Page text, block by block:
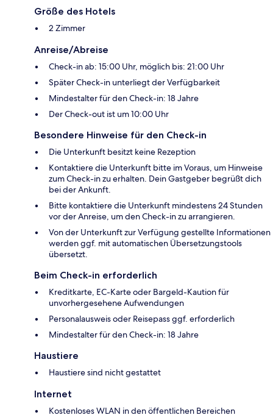
Größe des Hotels
2 Zimmer
Anreise/Abreise
Check-in ab: 15:00 Uhr, möglich bis: 21:00 Uhr
Später Check-in unterliegt der Verfügbarkeit
Mindestalter für den Check-in: 18 Jahre
Der Check-out ist um 10:00 Uhr
Besondere Hinweise für den Check-in
Die Unterkunft besitzt keine Rezeption
Kontaktiere die Unterkunft bitte im Voraus, um Hinweise
zum Check-in zu erhalten. Dein Gastgeber begrüßt dich
bei der Ankunft.
Bitte kontaktiere die Unterkunft mindestens 24 Stunden
vor der Anreise, um den Check-in zu arrangieren.
Von der Unterkunft zur Verfügung gestellte Informationen
werden ggf. mit automatischen Übersetzungstools
übersetzt.
Beim Check-in erforderlich
Kreditkarte, EC-Karte oder Bargeld-Kaution für
unvorhergesehene Aufwendungen
Personalausweis oder Reisepass ggf. erforderlich
Mindestalter für den Check-in: 18 Jahre
Haustiere
Haustiere sind nicht gestattet
Internet
Kostenloses WLAN in den öffentlichen Bereichen